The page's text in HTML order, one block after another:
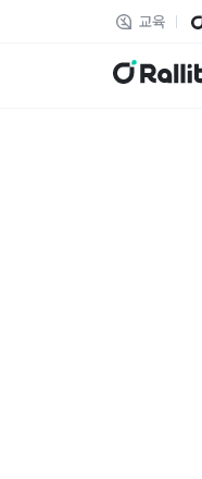
교육
랠릿